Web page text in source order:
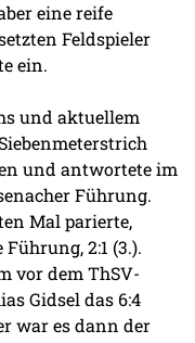
eine reife
Feldspieler
ein.
und aktuellem
und antwortete im
Führung.
Mal parierte,
2:1 (3.).
vor dem ThSV-
Gidsel das 6:4
war es dann der